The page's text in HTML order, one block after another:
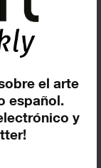
el arte
español.
y